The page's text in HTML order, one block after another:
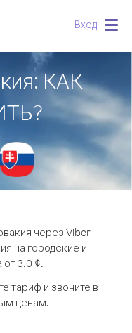
Вход
КАК
через Viber
на городские и
3.0 ¢.
тариф и звоните в
ценам.